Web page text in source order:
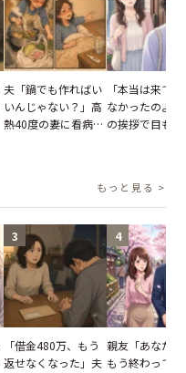
夫「鍋でも作ればい
いんじゃない？」高
熱40度の妻に看病な
「本当は来て
なかったのよ
の挨拶で目も
もっと見る >
3
「借金480万、もう
返せなくなった」夫
4
親友「あなた
もう終わって